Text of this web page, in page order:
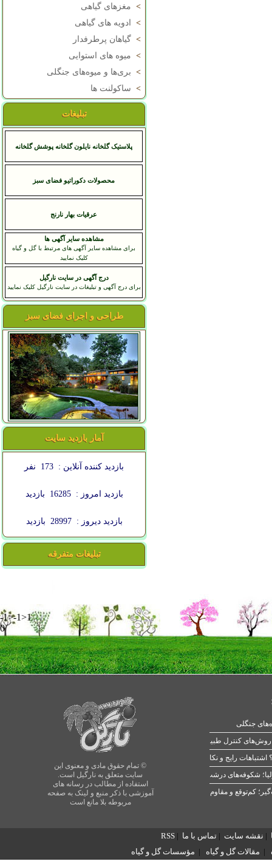
> مغزهای گیاهی
>
ادویه های گیاهی
> گیاهان پرطرفدار
> میوه های استوایی
> بری‌ها و میوه‌های جنگلی
> ساکولنت ها
تبلیغات
پلاستیک گلخانه نایلون گلخانه پوشش گلخانه
محصولات دکوراتیو فضای سبز
عرقيات بهار نارنج
مشاهده سایر آگهی ها
برای مشاهده سایر آگهی های مرتبط با گل و گیاه
کلیک نمایید
درج آگهی در سایت نارگیل
برای درج آگهی و تبلیغات در سایت نارگیل کلیک نمایید
طراحی و اجرای فضای سبز
آمار بازدید سایت
بازدید کننده آنلاین : 173 نفر
بازدید امروز : 16285 بازدید
بازدید دیروز : 28997 بازدید
تبلیغات متفرقه
-1>-1>1
0
© تمام حقوق مادی و معنوی این
سایت متعلق به نارگیل است.
استفاده از مطالب در رسانه های
آموزشی با ذکر منبع و لینک به صفحه
مربوطه بلا مانع است
جنگلی
رایج و نکات طلایی
شکوفه‌های درشت در بهار
| نقشه سایت | تماس با ما |
RSS
| مقالات گل و گیاه | مؤسسات گل و گیاه